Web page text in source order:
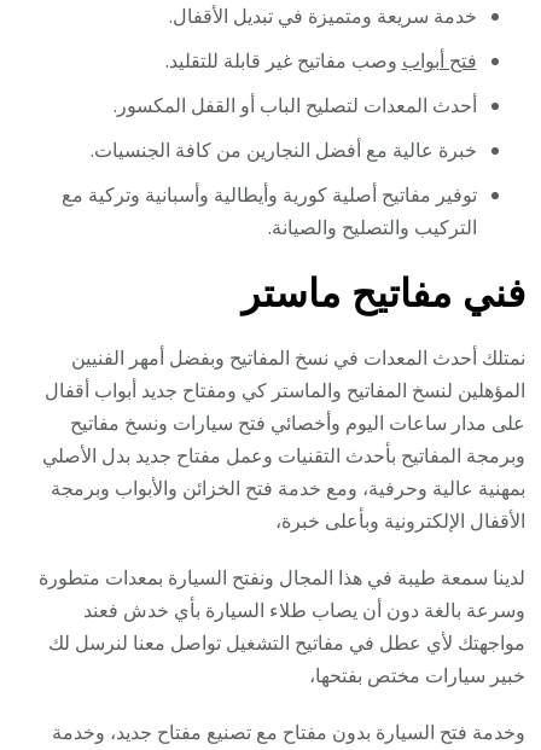
خدمة سريعة ومتميزة في تبديل الأقفال.
فتح أبواب وصب مفاتيح غير قابلة للتقليد.
أحدث المعدات لتصليح الباب أو القفل المكسور.
خبرة عالية مع أفضل النجارين من كافة الجنسيات.
توفير مفاتيح أصلية كورية وأيطالية وأسبانية وتركية مع
التركيب والتصليح والصيانة.
فني مفاتيح ماستر
نمتلك أحدث المعدات في نسخ المفاتيح وبفضل أمهر الفنيين
المؤهلين لنسخ المفاتيح والماستر كي ومفتاح جديد أبواب أقفال
على مدار ساعات اليوم وأخصائي فتح سيارات ونسخ مفاتيح
وبرمجة المفاتيح بأحدث التقنيات وعمل مفتاح جديد بدل الأصلي
بمهنية عالية وحرفية، ومع خدمة فتح الخزائن والأبواب وبرمجة
الأقفال الإلكترونية وبأعلى خبرة،
لدينا سمعة طيبة في هذا المجال ونفتح السيارة بمعدات متطورة
وسرعة بالغة دون أن يصاب طلاء السيارة بأي خدش فعند
مواجهتك لأي عطل في مفاتيح التشغيل تواصل معنا لنرسل لك
خبير سيارات مختص بفتحها،
وخدمة فتح السيارة بدون مفتاح مع تصنيع مفتاح جديد، وخدمة